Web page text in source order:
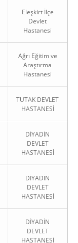
Eleşkirt İlçe
Devlet
Hastanesi
Ağrı Eğitim ve
Araştırma
Hastanesi
TUTAK DEVLET
HASTANESİ
DİYADİN
DEVLET
HASTANESİ
DİYADİN
DEVLET
HASTANESİ
DİYADİN
DEVLET
HASTANESİ